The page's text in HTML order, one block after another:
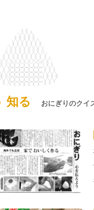
知る おにぎりのクイ